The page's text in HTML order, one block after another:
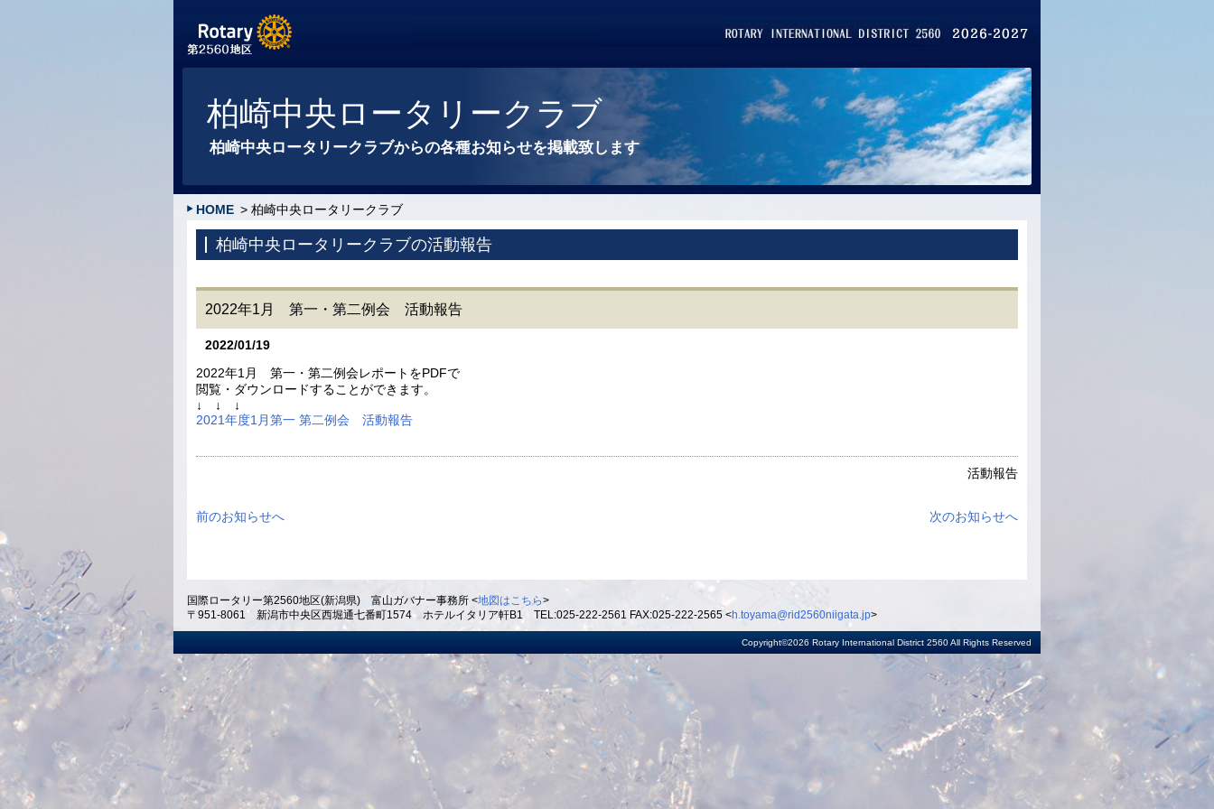
柏崎中央ロータリークラブ
柏崎中央ロータリークラブからの各種お知らせを掲載致します
HOME > 柏崎中央ロータリークラブ
柏崎中央ロータリークラブの活動報告
2022年1月 第一・第二例会 活動報告
2022/01/19
2022年1月 第一・第二例会レポートをPDFで
閲覧・ダウンロードすることができます。
↓ ↓ ↓
2021年度1月第一 第二例会 活動報告
活動報告
前のお知らせへ 次のお知らせへ
国際ロータリー第2560地区(新潟県) 富山ガバナー事務所 <地図はこちら>
〒951-8061 新潟市中央区西堀通七番町1574 ホテルイタリア軒B1 TEL:025-222-2561 FAX:025-222-2565 <h.toyama@rid2560niigata.jp>
Copyright©2026 Rotary International District 2560 All Rights Reserved